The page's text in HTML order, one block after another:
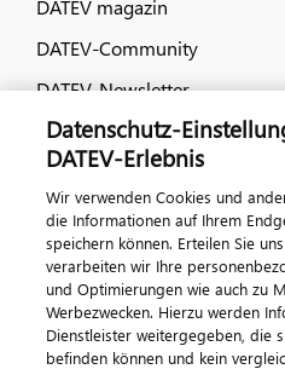
DATEV magazin
DATEV-Community
DATEV-Newsletter
Datenschutz-
DATEV-Erlebnis
Wir verwenden Cookies und
die Informationen auf Ihrem
speichern können. Erteilen Sie
verarbeiten wir Ihre
und Optimierungen wie auch zu
Werbezwecken. Hierzu werden
Dienstleister weitergegeben, die
befinden können und kein